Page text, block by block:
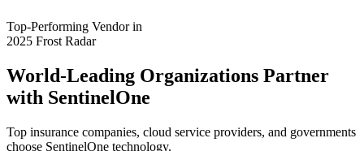
Top-Performing Vendor in
2025 Frost Radar
World-Leading Organizations Partner
with SentinelOne
Top insurance companies, cloud service providers, and governments
choose SentinelOne technology.